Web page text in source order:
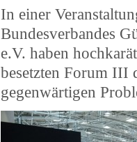
In einer
Bundesverbandes
e.V. haben
besetzten Forum III
gegenwärtigen